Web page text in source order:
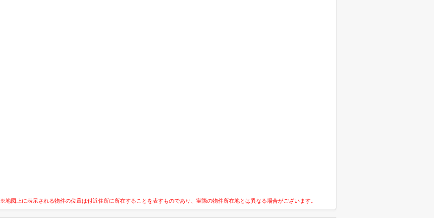
※地図上に表示される物件の位置は付近住所に所在することを表すものであり、実際の物件所在地とは異なる場合がございます。